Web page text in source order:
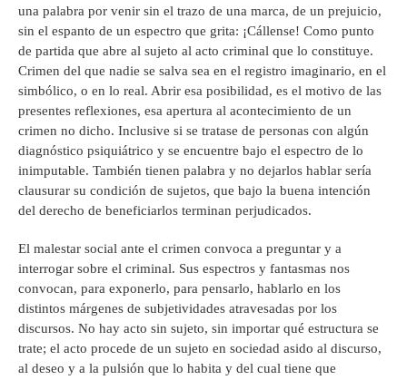
una palabra por venir sin el trazo de una marca, de un prejuicio,
sin el espanto de un espectro que grita: ¡Cállense! Como punto
de partida que abre al sujeto al acto criminal que lo constituye.
Crimen del que nadie se salva sea en el registro imaginario, en el
simbólico, o en lo real. Abrir esa posibilidad, es el motivo de las
presentes reflexiones, esa apertura al acontecimiento de un
crimen no dicho. Inclusive si se tratase de personas con algún
diagnóstico psiquiátrico y se encuentre bajo el espectro de lo
inimputable. También tienen palabra y no dejarlos hablar sería
clausurar su condición de sujetos, que bajo la buena intención
del derecho de beneficiarlos terminan perjudicados.
El malestar social ante el crimen convoca a preguntar y a
interrogar sobre el criminal. Sus espectros y fantasmas nos
convocan, para exponerlo, para pensarlo, hablarlo en los
distintos márgenes de subjetividades atravesadas por los
discursos. No hay acto sin sujeto, sin importar qué estructura se
trate; el acto procede de un sujeto en sociedad asido al discurso,
al deseo y a la pulsión que lo habita y del cual tiene que